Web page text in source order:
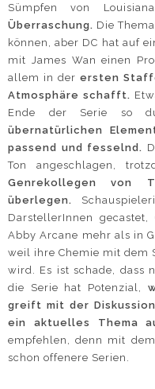
Sümpfen von
Überraschung. Die
können, aber DC hat auf
mit James Wan einen
allem in der ersten
Atmosphäre schafft.
Ende der Serie so
übernatürlichen
passend und fesselnd.
Ton angeschlagen,
Genrekollegen von
überlegen.
DarstellerInnen
Abby Arcane mehr als in
weil ihre Chemie mit dem
wird. Es ist schade, dass
die Serie hat Potenzial,
greift mit der
ein aktuelles Thema
empfehlen, denn mit
schon offenere Serien.